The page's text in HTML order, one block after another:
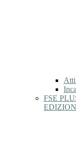
FSE